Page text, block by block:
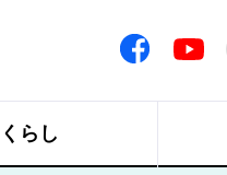
Facebook
くらし